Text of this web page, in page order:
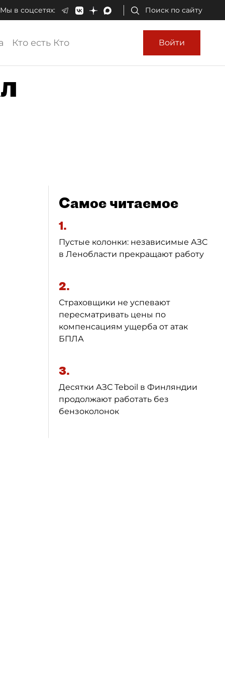
Мы в соцсетях: Поиск по сайту
Кто есть Кто Войти
Самое читаемое
1.
Пустые колонки: независимые АЗС
в Ленобласти прекращают работу
2.
Страховщики не успевают
пересматривать цены по
компенсациям ущерба от атак
БПЛА
3.
Десятки АЗС Teboil в Финляндии
продолжают работать без
бензоколонок